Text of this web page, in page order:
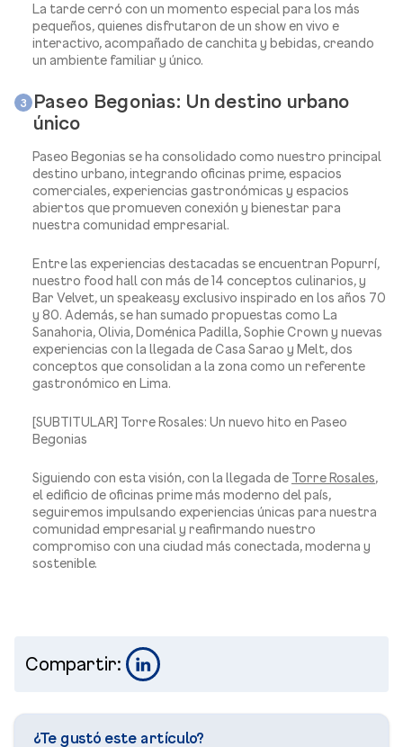
La tarde cerró con un momento especial para los más
pequeños, quienes disfrutaron de un show en vivo e
interactivo, acompañado de canchita y bebidas, creando
un ambiente familiar y único.
3
Paseo Begonias: Un destino urbano
único
Paseo Begonias se ha consolidado como nuestro principal
destino urbano, integrando oficinas prime, espacios
comerciales, experiencias gastronómicas y espacios
abiertos que promueven conexión y bienestar para
nuestra comunidad empresarial.
Entre las experiencias destacadas se encuentran Popurrí,
nuestro food hall con más de 14 conceptos culinarios, y
Bar Velvet, un speakeasy exclusivo inspirado en los años 70
y 80. Además, se han sumado propuestas como La
Sanahoria, Olivia, Doménica Padilla, Sophie Crown y nuevas
experiencias con la llegada de Casa Sarao y Melt, dos
conceptos que consolidan a la zona como un referente
gastronómico en Lima.
[SUBTITULAR] Torre Rosales: Un nuevo hito en Paseo
Begonias
Siguiendo con esta visión, con la llegada de Torre Rosales,
el edificio de oficinas prime más moderno del país,
seguiremos impulsando experiencias únicas para nuestra
comunidad empresarial y reafirmando nuestro
compromiso con una ciudad más conectada, moderna y
sostenible.
Compartir:
¿Te gustó este artículo?